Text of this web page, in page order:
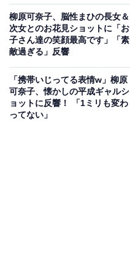
柳原可奈子、脳性まひの長女＆
次女とのお花見ショットに「お
子さん達の笑顔最高です」「素
敵過ぎる」反響
「携帯いじってる表情w」柳原
可奈子、懐かしの平成ギャルシ
ョットに反響！ 「1ミリも変わ
ってない」